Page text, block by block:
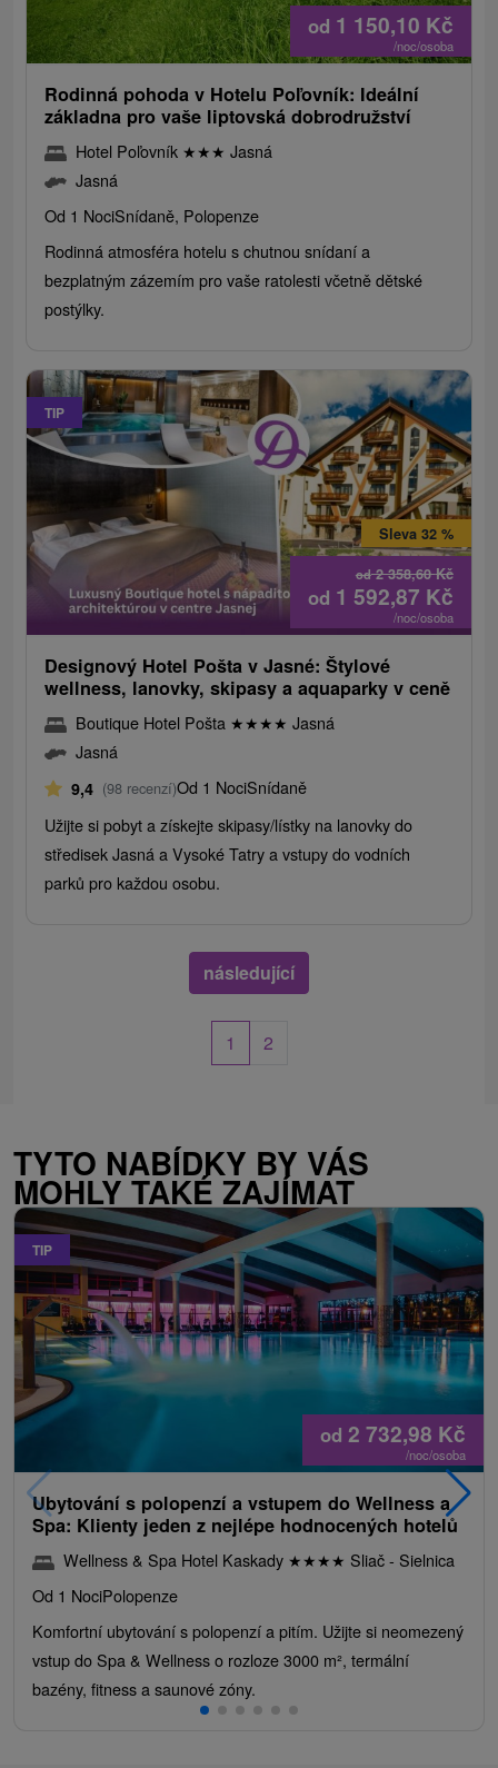
od 1 150,10 Kč
/noc/osoba
Rodinná pohoda v Hotelu Poľovník: Ideální
základna pro vaše liptovská dobrodružství
Hotel Poľovník ★★★ Jasná
Jasná
Od 1 NociSnídaně, Polopenze
Rodinná atmosféra hotelu s chutnou snídaní a
bezplatným zázemím pro vaše ratolesti včetně dětské
postýlky.
TIP
od2 358,60Kč
Sleva 32 %
od 1 592,87 Kč
/noc/osoba
Designový Hotel Pošta v Jasné: Štylové
wellness, lanovky, skipasy a aquaparky v ceně
Boutique Hotel Pošta ★★★★ Jasná
Jasná
9,4 (98 recenzí)Od 1 NociSnídaně
Užijte si pobyt a získejte skipasy/lístky na lanovky do
středisek Jasná a Vysoké Tatry a vstupy do vodních
parků pro každou osobu.
následující
1 2
TYTO NABÍDKY BY VÁS
MOHLY TAKÉ ZAJÍMAT
TIP
od 2 732,98 Kč
/noc/osoba
Ubytování s polopenzí a vstupem do Wellness a
Spa: Klienty jeden z nejlépe hodnocených hotelů
Wellness & Spa Hotel Kaskady ★★★★ Sliač - Sielnica
Od 1 NociPolopenze
Komfortní ubytování s polopenzí a pitím. Užijte si neomezený
vstup do Spa & Wellness o rozloze 3000 m², termální
bazény, fitness a saunové zóny.